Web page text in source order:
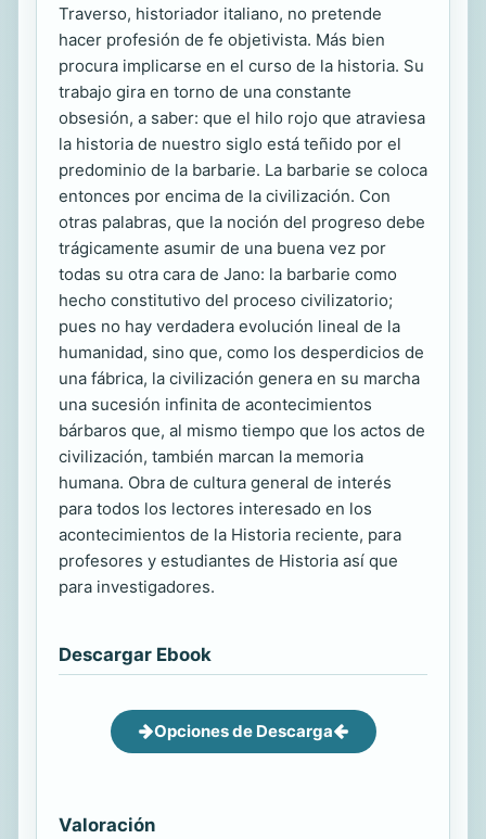
Traverso, historiador italiano, no pretende
hacer profesión de fe objetivista. Más bien
procura implicarse en el curso de la historia. Su
trabajo gira en torno de una constante
obsesión, a saber: que el hilo rojo que atraviesa
la historia de nuestro siglo está teñido por el
predominio de la barbarie. La barbarie se coloca
entonces por encima de la civilización. Con
otras palabras, que la noción del progreso debe
trágicamente asumir de una buena vez por
todas su otra cara de Jano: la barbarie como
hecho constitutivo del proceso civilizatorio;
pues no hay verdadera evolución lineal de la
humanidad, sino que, como los desperdicios de
una fábrica, la civilización genera en su marcha
una sucesión infinita de acontecimientos
bárbaros que, al mismo tiempo que los actos de
civilización, también marcan la memoria
humana. Obra de cultura general de interés
para todos los lectores interesado en los
acontecimientos de la Historia reciente, para
profesores y estudiantes de Historia así que
para investigadores.
Descargar Ebook
Opciones de Descarga
Valoración